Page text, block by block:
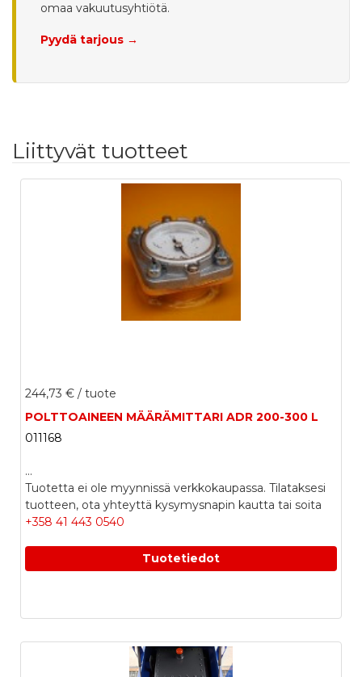
omaa vakuutusyhtiötä.
Pyydä tarjous →
Liittyvät tuotteet
244,73 € / tuote
POLTTOAINEEN MÄÄRÄMITTARI ADR 200-300 L
011168
...
Tuotetta ei ole myynnissä verkkokaupassa. Tilataksesi
tuotteen, ota yhteyttä kysymysnapin kautta tai soita
+358 41 443 0540
Tuotetiedot